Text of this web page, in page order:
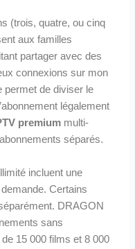
(trois, quatre, ou cinq
aux familles
partager avec des
connexions sur mon
permet de diviser le
légalement
premium multi-
séparés.
incluent une
Certains
DRAGON
sans
15 000 films et 8 000